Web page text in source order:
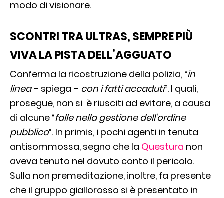
modo di visionare.
SCONTRI TRA ULTRAS, SEMPRE PIÙ
VIVA LA PISTA DELL’AGGUATO
Conferma la ricostruzione della polizia, “in
linea– spiega – con i fatti accaduti“. I quali,
prosegue, non si è riusciti ad evitare, a causa
di alcune “falle nella gestione dell’ordine
pubblico“. In primis, i pochi agenti in tenuta
antisommossa, segno che la Questura non
aveva tenuto nel dovuto conto il pericolo.
Sulla non premeditazione, inoltre, fa presente
che il gruppo giallorosso si è presentato in